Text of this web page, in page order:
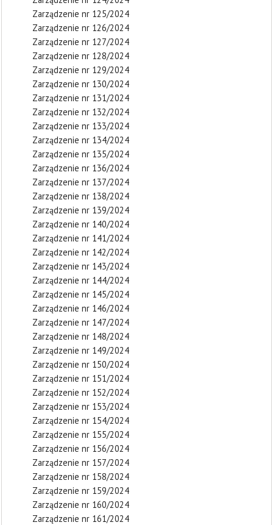
Zarządzenie nr 125/2024
Zarządzenie nr 126/2024
Zarządzenie nr 127/2024
Zarządzenie nr 128/2024
Zarządzenie nr 129/2024
Zarządzenie nr 130/2024
Zarządzenie nr 131/2024
Zarządzenie nr 132/2024
Zarządzenie nr 133/2024
Zarządzenie nr 134/2024
Zarządzenie nr 135/2024
Zarządzenie nr 136/2024
Zarządzenie nr 137/2024
Zarządzenie nr 138/2024
Zarządzenie nr 139/2024
Zarządzenie nr 140/2024
Zarządzenie nr 141/2024
Zarządzenie nr 142/2024
Zarządzenie nr 143/2024
Zarządzenie nr 144/2024
Zarządzenie nr 145/2024
Zarządzenie nr 146/2024
Zarządzenie nr 147/2024
Zarządzenie nr 148/2024
Zarządzenie nr 149/2024
Zarządzenie nr 150/2024
Zarządzenie nr 151/2024
Zarządzenie nr 152/2024
Zarządzenie nr 153/2024
Zarządzenie nr 154/2024
Zarządzenie nr 155/2024
Zarządzenie nr 156/2024
Zarządzenie nr 157/2024
Zarządzenie nr 158/2024
Zarządzenie nr 159/2024
Zarządzenie nr 160/2024
Zarządzenie nr 161/2024